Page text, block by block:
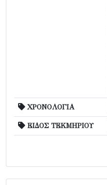
ΧΡΟΝΟΛΟΓΙΑ
ΕΙΔΟΣ ΤΕΚΜΗΡΙΟΥ